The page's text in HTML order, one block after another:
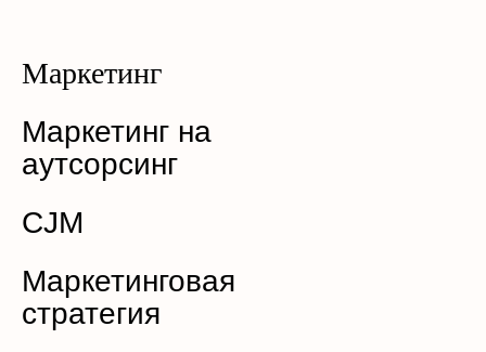
Маркетинг
Маркетинг на
аутсорсинг
CJM
Маркетинговая
стратегия